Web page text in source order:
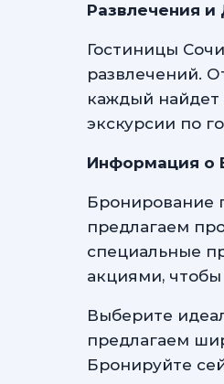
Развлечения и
Гостиницы
развлечений.
каждый найдет
экскурсии по
Информация о
Бронирование
предлагаем
специальные
акциями,
Выберите
предлагаем
Бронируйте